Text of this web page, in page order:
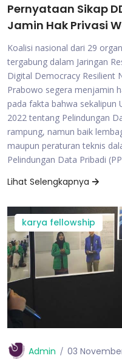
Pernyataan Sikap
Jamin Hak Privasi
Koalisi nasional dari 29
tergabung dalam Jaringan
Digital Democracy Resilient
Prabowo segera menjamin
pada fakta bahwa sekalipun
2022 tentang Pelindungan
rampung, namun baik
maupun peraturan teknis
Pelindungan Data Pribadi
Lihat Selengkapnya
karya fellowship
Admin 03